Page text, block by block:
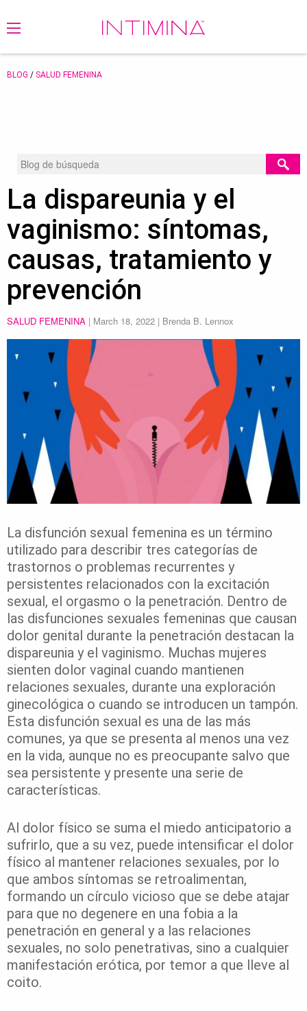
BLOG / SALUD FEMENINA
La dispareunia y el
vaginismo: síntomas,
causas, tratamiento y
prevención
SALUD FEMENINA | March 18, 2022 | Brenda B. Lennox
La disfunción sexual femenina es un término
utilizado para describir tres categorías de
trastornos o problemas recurrentes y
persistentes relacionados con la excitación
sexual, el orgasmo o la penetración. Dentro de
las disfunciones sexuales femeninas que causan
dolor genital durante la penetración destacan la
dispareunia y el vaginismo. Muchas mujeres
sienten dolor vaginal cuando mantienen
relaciones sexuales, durante una exploración
ginecológica o cuando se introducen un tampón.
Esta disfunción sexual es una de las más
comunes, ya que se presenta al menos una vez
en la vida, aunque no es preocupante salvo que
sea persistente y presente una serie de
características.
Al dolor físico se suma el miedo anticipatorio a
sufrirlo, que a su vez, puede intensificar el dolor
físico al mantener relaciones sexuales, por lo
que ambos síntomas se retroalimentan,
formando un círculo vicioso que se debe atajar
para que no degenere en una fobia a la
penetración en general y a las relaciones
sexuales, no solo penetrativas, sino a cualquier
manifestación erótica, por temor a que lleve al
coito.